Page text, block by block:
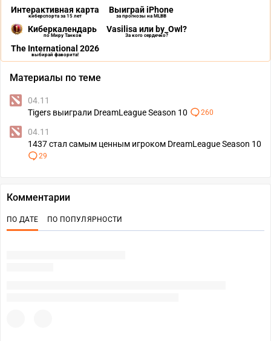
Интерактивная карта
киберспорта за 15 лет
Выиграй iPhone
за прогнозы на MLBB
Киберкалендарь
по Миру Танков
Vasilisa или by_Owl?
За кого сердечко?
The International 2026
выбирай фаворита!
Материалы по теме
04.11
Tigers выиграли DreamLeague Season 10
260
04.11
1437 стал самым ценным игроком DreamLeague Season 10
29
Комментарии
ПО ДАТЕ ПО ПОПУЛЯРНОСТИ